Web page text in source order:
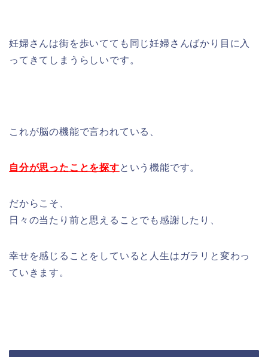
妊婦さんは街を歩いてても同じ妊婦さんばかり目に入
ってきてしまうらしいです。
これが脳の機能で言われている、
自分が思ったことを探すという機能です。
だからこそ、
日々の当たり前と思えることでも感謝したり、
幸せを感じることをしていると人生はガラリと変わっ
ていきます。